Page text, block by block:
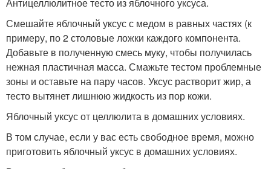
Смешайте яблочный уксус с медом в равных частях (к
примеру, по 2 столовые ложки каждого компонента.
Добавьте в полученную смесь муку, чтобы получилась
нежная пластичная масса. Смажьте тестом проблемные
зоны и оставьте на пару часов. Уксус растворит жир, а
тесто вытянет лишнюю жидкость из пор кожи.
Яблочный уксус от целлюлита в домашних условиях.
В том случае, если у вас есть свободное время, можно
приготовить яблочный уксус в домашних условиях.